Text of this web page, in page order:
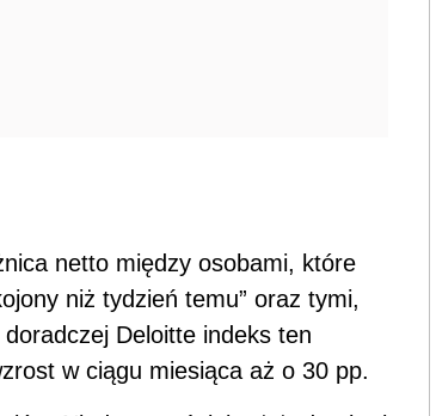
netto między osobami, które
niż tydzień temu” oraz tymi,
Deloitte indeks ten
w ciągu miesiąca aż o 30 pp.